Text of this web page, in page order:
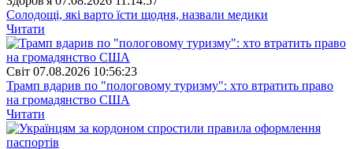
Солодощі, які варто їсти щодня, назвали медики
Читати
Свiт 07.08.2026 10:56:23
Трамп вдарив по "пологовому туризму": хто втратить право
на громадянство США
Читати